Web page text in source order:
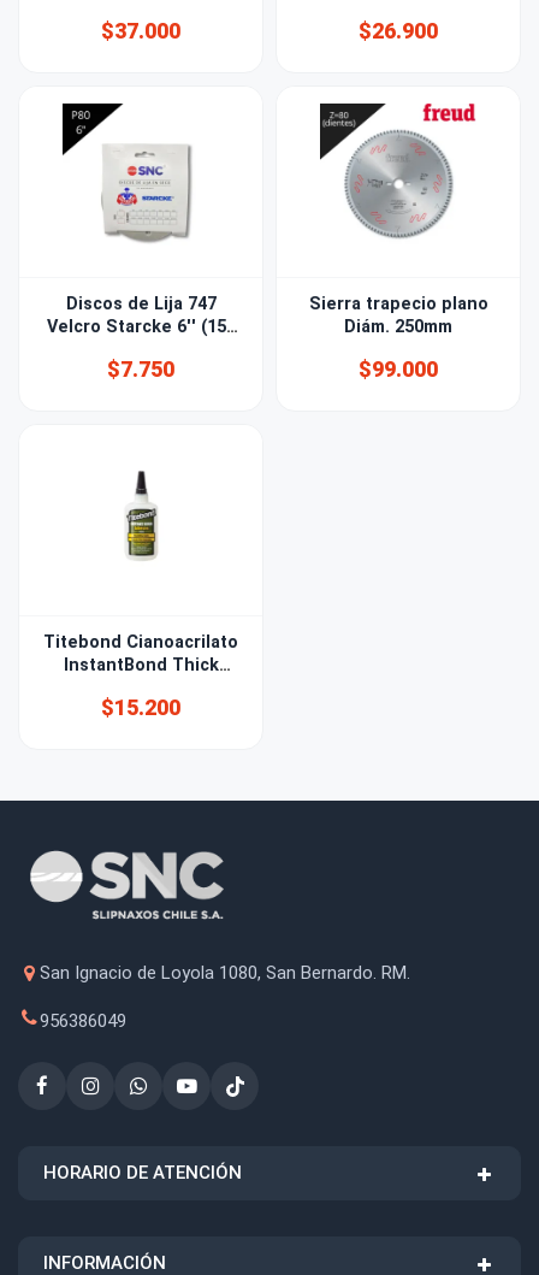
$37.000 $26.900
Discos de Lija 747
Velcro Starcke 6'' (150
$7.750
Sierra trapecio plano
Diám. 250mm
$99.000
Titebond Cianoacrilato
InstantBond Thick
$15.200
San Ignacio de Loyola 1080, San Bernardo. RM.
956386049
HORARIO DE ATENCIÓN
INFORMACIÓN